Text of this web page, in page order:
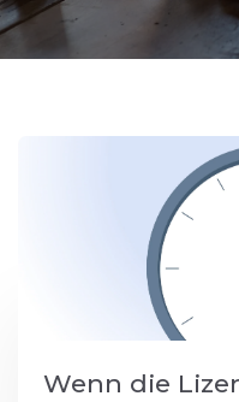
Wenn die